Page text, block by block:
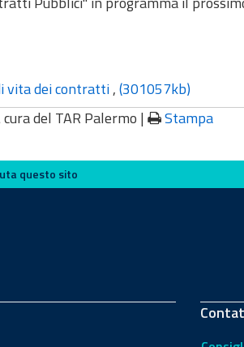
vita dei contratti,(301057kb)
cura del TAR Palermo | Stampa
questo sito